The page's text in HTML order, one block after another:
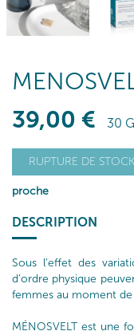
39,00 € 30
RUPTURE DE STOCK
proche
DESCRIPTION
Sous l’effet des
d’ordre physique
femmes au moment de
MÉNOSVELT est une